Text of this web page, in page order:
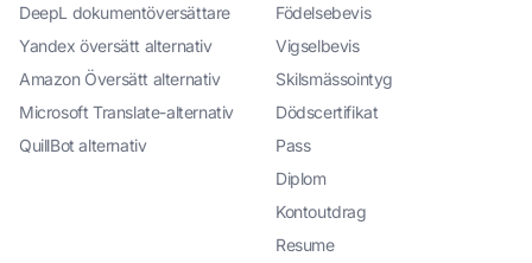
DeepL dokumentöversättare
Yandex översätt alternativ
Amazon Översätt alternativ
Microsoft Translate-alternativ
QuillBot alternativ
Födelsebevis
Vigselbevis
Skilsmässointyg
Dödscertifikat
Pass
Diplom
Kontoutdrag
Resume